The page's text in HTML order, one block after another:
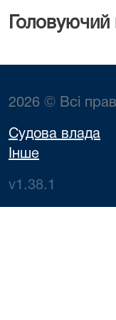
Головуючий
2026 © Всі
Судова влада
Інше
v1.38.1